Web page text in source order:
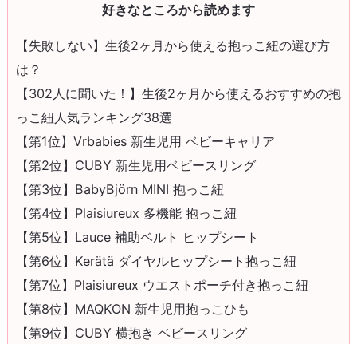
好きなところから読めます
【失敗しない】生後2ヶ月から使える抱っこ紐の選び方
は？
【302人に聞いた！】生後2ヶ月から使えるおすすめの抱
っこ紐人気ランキング38選
【第1位】Vrbabies 新生児用 ベビーキャリア
【第2位】CUBY 新生児用ベビースリング
【第3位】BabyBjörn MINI 抱っこ紐
【第4位】Plaisiureux 多機能 抱っこ紐
【第5位】Lauce 補助ベルト ヒップシート
【第6位】Kerätä ダイヤルヒップシート抱っこ紐
【第7位】Plaisiureux ウエストポーチ付き抱っこ紐
【第8位】MAQKON 新生児用抱っこひも
【第9位】CUBY 横抱き ベビースリング